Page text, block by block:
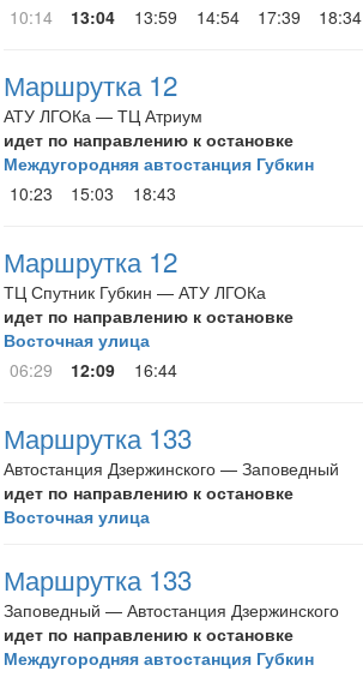
10:14
13:04 13:59 14:54 17:39 18:34
Маршрутка 12
АТУ ЛГОКа — ТЦ Атриум
идет по направлению к остановке
Междугородняя автостанция Губкин
10:23
15:03 18:43
Маршрутка 12
ТЦ Спутник Губкин — АТУ ЛГОКа
идет по направлению к остановке
Восточная улица
06:29
12:09 16:44
Маршрутка 133
Автостанция Дзержинского — Заповедный
идет по направлению к остановке
Восточная улица
Маршрутка 133
Заповедный — Автостанция Дзержинского
идет по направлению к остановке
Междугородняя автостанция Губкин